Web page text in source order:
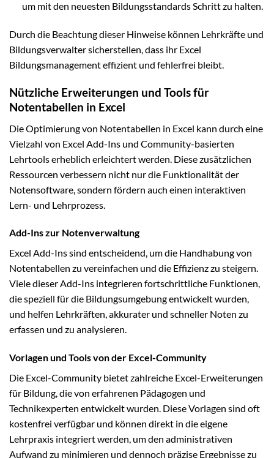
um mit den neuesten Bildungsstandards Schritt zu halten.
Durch die Beachtung dieser Hinweise können Lehrkräfte und
Bildungsverwalter sicherstellen, dass ihr Excel
Bildungsmanagement effizient und fehlerfrei bleibt.
Nützliche Erweiterungen und Tools für
Notentabellen in Excel
Die Optimierung von Notentabellen in Excel kann durch eine
Vielzahl von Excel Add-Ins und Community-basierten
Lehrtools erheblich erleichtert werden. Diese zusätzlichen
Ressourcen verbessern nicht nur die Funktionalität der
Notensoftware, sondern fördern auch einen interaktiven
Lern- und Lehrprozess.
Add-Ins zur Notenverwaltung
Excel Add-Ins sind entscheidend, um die Handhabung von
Notentabellen zu vereinfachen und die Effizienz zu steigern.
Viele dieser Add-Ins integrieren fortschrittliche Funktionen,
die speziell für die Bildungsumgebung entwickelt wurden,
und helfen Lehrkräften, akkurater und schneller Noten zu
erfassen und zu analysieren.
Vorlagen und Tools von der Excel-Community
Die Excel-Community bietet zahlreiche Excel-Erweiterungen
für Bildung, die von erfahrenen Pädagogen und
Technikexperten entwickelt wurden. Diese Vorlagen sind oft
kostenfrei verfügbar und können direkt in die eigene
Lehrpraxis integriert werden, um den administrativen
Aufwand zu minimieren und dennoch präzise Ergebnisse zu